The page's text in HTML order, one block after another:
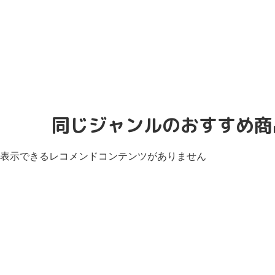
同じジャンルのおすすめ
表示できるレコメンドコンテンツがありません